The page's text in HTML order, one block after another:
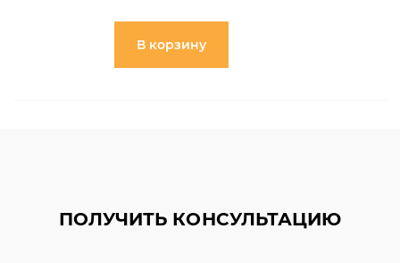
В корзину
ПОЛУЧИТЬ КОНСУЛЬТАЦИЮ